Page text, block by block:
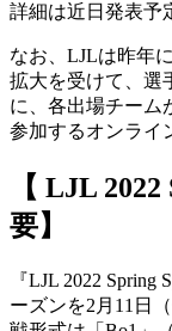
詳細は近日発表予
なお、LJLは昨年
拡大を受けて、選
に、各出場チーム
参加するオンライ
【 LJL
要】
『LJL 2022
ーズンを2月11日